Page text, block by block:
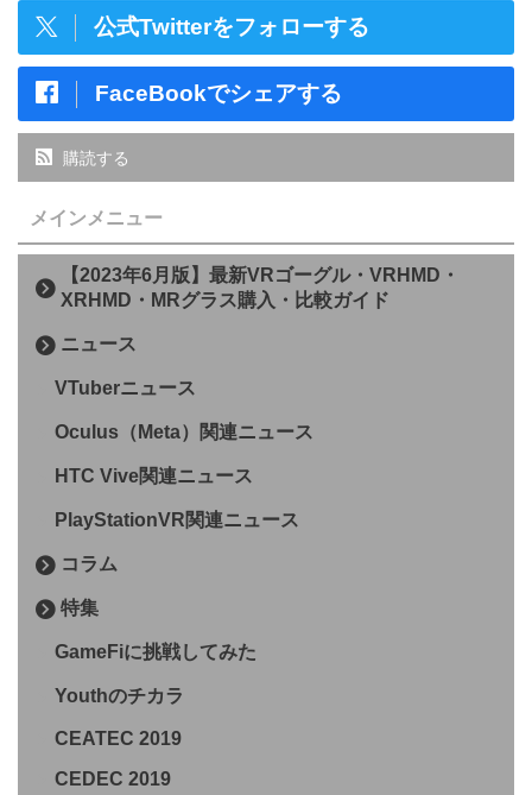
公式Twitterをフォローする
FaceBookでシェアする
購読する
メインメニュー
【2023年6月版】最新VRゴーグル・VRHMD・
XRHMD・MRグラス購入・比較ガイド
ニュース
VTuberニュース
Oculus（Meta）関連ニュース
HTC Vive関連ニュース
PlayStationVR関連ニュース
コラム
特集
GameFiに挑戦してみた
Youthのチカラ
CEATEC 2019
CEDEC 2019